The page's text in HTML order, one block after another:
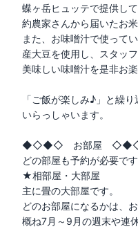
蝶ヶ岳ヒュッテで提供し
約農家さんから届いたお米
また、お味噌汁で使って
産大豆を使用し、スタッ
美味しい味噌汁を是非お
「ご飯が楽しみ♪」と繰
いらっしゃいます。
◆◇◆◇　お部屋　
どの部屋も予約が必要です
★相部屋・大部屋
主に畳の大部屋です。
どのお部屋になるかは、
概ね7月～9月の週末や連